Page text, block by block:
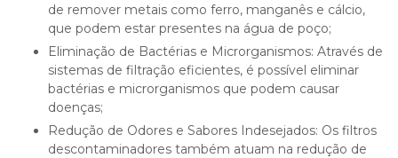
de remover metais como ferro, manganês e cálcio,
que podem estar presentes na água de poço;
Eliminação de Bactérias e Microrganismos: Através de
sistemas de filtração eficientes, é possível eliminar
bactérias e microrganismos que podem causar
doenças;
Redução de Odores e Sabores Indesejados: Os filtros
descontaminadores também atuam na redução de